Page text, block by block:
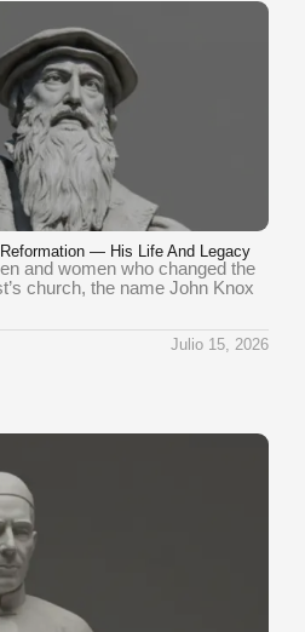
— His Life And Legacy
and women who changed the
church, the name John Knox
Julio 15, 2026